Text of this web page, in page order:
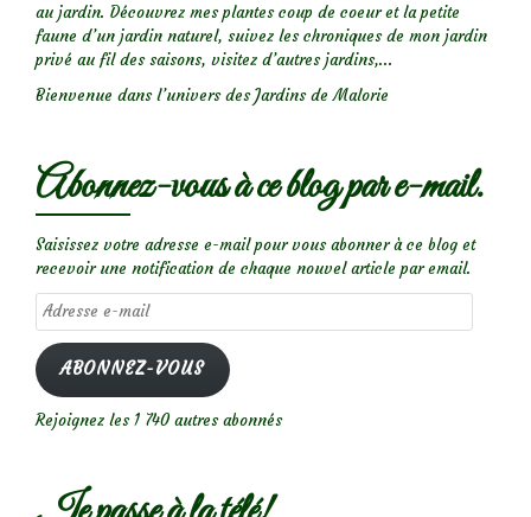
au jardin. Découvrez mes plantes coup de coeur et la petite
faune d’un jardin naturel, suivez les chroniques de mon jardin
privé au fil des saisons, visitez d’autres jardins,...
Bienvenue dans l’univers des Jardins de Malorie
Abonnez-vous à ce blog par e-mail.
Saisissez votre adresse e-mail pour vous abonner à ce blog et
recevoir une notification de chaque nouvel article par email.
Adresse
e-
mail
ABONNEZ-VOUS
Rejoignez les 1 740 autres abonnés